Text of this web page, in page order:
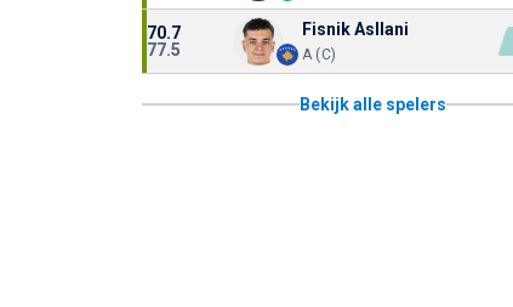
70.7
77.5
Fisnik Asllani
A (C)
Bekijk alle spelers